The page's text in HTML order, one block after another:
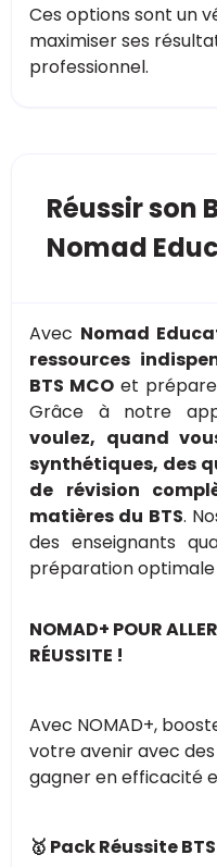
Ces options sont un
maximiser ses
professionnel.
Réussir son
Nomad
Avec Nomad
ressources
BTS MCO et
Grâce à notre
voulez, quand
synthétiques, des
de révision
matières du BTS.
des enseignants
préparation
NOMAD+ POUR
RÉUSSITE !
Avec NOMAD+,
votre avenir avec
gagner en efficacité
🥇 Pack Réussite BTS